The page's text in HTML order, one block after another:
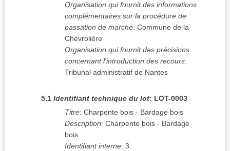
Organisation qui fournit des informations
complémentaires sur la procédure de
passation de marché: Commune de la
Chevrolière
Organisation qui fournit des précisions
concernant l'introduction des recours:
Tribunal administratif de Nantes
5.1 Identifiant technique du lot: LOT-0003
Titre: Charpente bois - Bardage bois
Description: Charpente bois - Bardage
bois
Identifiant interne: 3